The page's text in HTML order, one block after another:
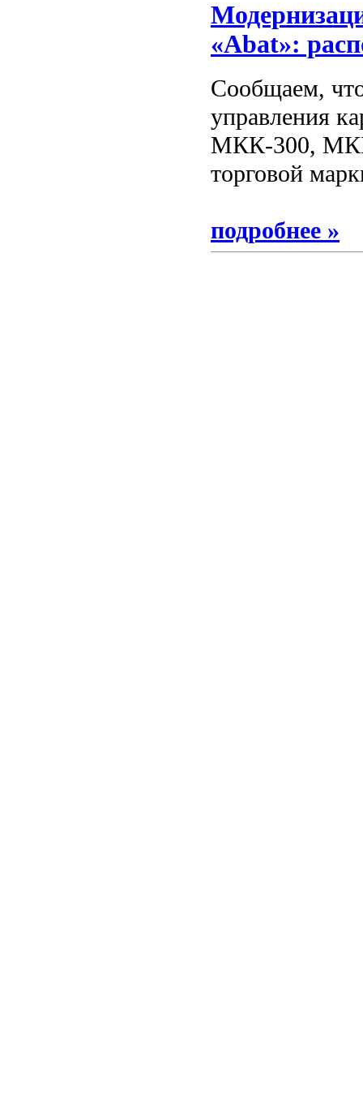
«Abat»:
Сообщаем,
управления
МКК-300,
торговой
подробнее »